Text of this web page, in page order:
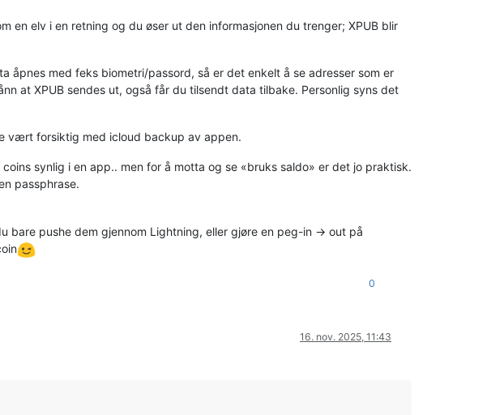
elv i en retning og du øser ut den informasjonen du trenger; XPUB blir
med feks biometri/passord, så er det enkelt å se adresser som er
at XPUB sendes ut, også får du tilsendt data tilbake. Personlig syns det
vært forsiktig med icloud backup av appen.
synlig i en app.. men for å motta og se «bruks saldo» er det jo praktisk.
passphrase.
bare pushe dem gjennom Lightning, eller gjøre en peg-in -> out på
0
16. nov. 2025, 11:43